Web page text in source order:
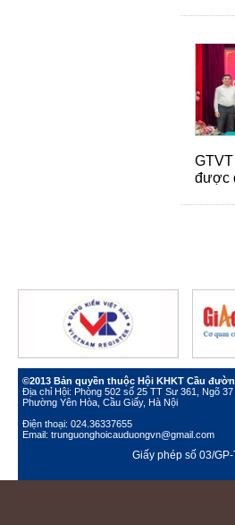
được
©2013 Bản quyền thuộc Hội KHKT Cầu
Địa chỉ Hội: Phòng 502 số 25 TT Sư 361, Ngõ
Phường Yên Hòa, Cầu Giấy, Hà Nội
Điện thoại: 024.36337655
Email: trunguonghoicauduongvn@gmail.com
Giấy phép số 03/